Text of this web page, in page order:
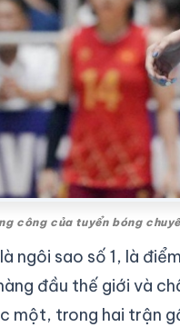
công của tuyển bóng
ngôi sao số 1, là
đầu thế giới và
một, trong hai trận